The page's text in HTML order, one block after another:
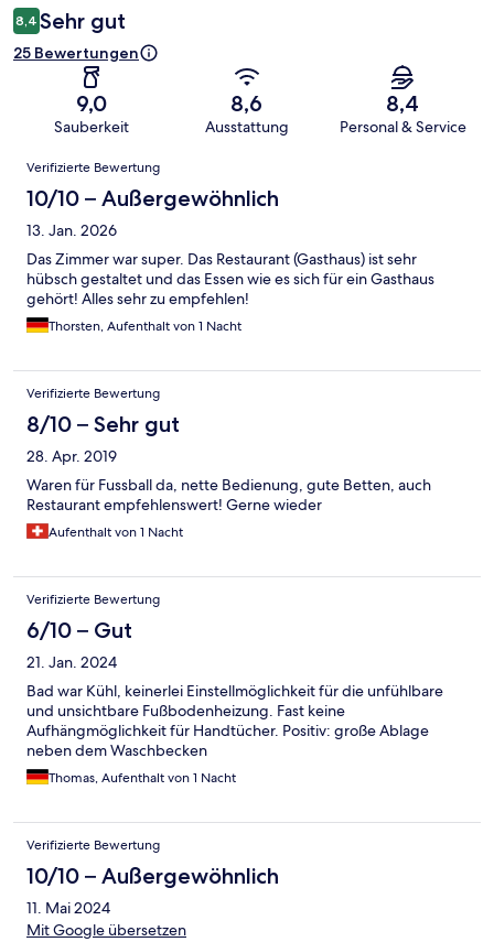
8,4 Sehr gut
25 Bewertungen
9,0
Sauberkeit
8,6
Ausstattung
8,4
Personal & Service
Bewertungen
Verifizierte Bewertung
10/10 – Außergewöhnlich
13. Jan. 2026
Das Zimmer war super. Das Restaurant (Gasthaus) ist sehr
hübsch gestaltet und das Essen wie es sich für ein Gasthaus
gehört! Alles sehr zu empfehlen!
Thorsten, Aufenthalt von 1 Nacht
Verifizierte Bewertung
8/10 – Sehr gut
28. Apr. 2019
Waren für Fussball da, nette Bedienung, gute Betten, auch
Restaurant empfehlenswert! Gerne wieder
Aufenthalt von 1 Nacht
Verifizierte Bewertung
6/10 – Gut
21. Jan. 2024
Bad war Kühl, keinerlei Einstellmöglichkeit für die unfühlbare
und unsichtbare Fußbodenheizung. Fast keine
Aufhängmöglichkeit für Handtücher. Positiv: große Ablage
neben dem Waschbecken
Thomas, Aufenthalt von 1 Nacht
Verifizierte Bewertung
10/10 – Außergewöhnlich
11. Mai 2024
Mit Google übersetzen